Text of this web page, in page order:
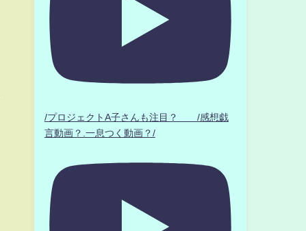
/プロジェクトA子さんも注目？ /感想戯
言動画？.一息つく動画？/